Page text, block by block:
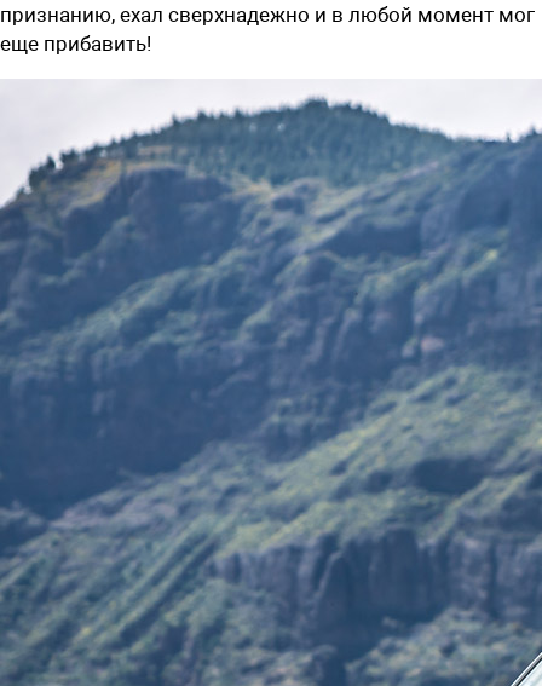
признанию, ехал сверхнадежно и в любой момент мог
еще прибавить!